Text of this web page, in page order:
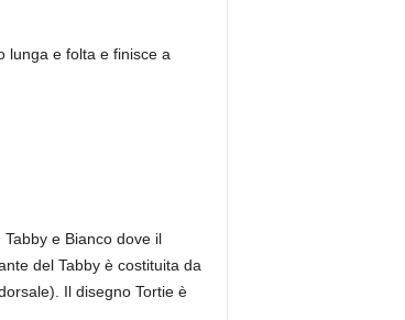
lunga e folta e finisce a
e Bianco dove il
del Tabby è costituita da
Il disegno Tortie è